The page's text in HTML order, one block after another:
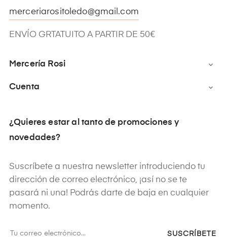
merceriarositoledo@gmail.com
ENVÍO GRTATUITO A PARTIR DE 50€
Mercería Rosi 
Cuenta 
¿Quieres estar al tanto de promociones y
novedades?
Suscríbete a nuestra newsletter introduciendo tu
dirección de correo electrónico, ¡así no se te
pasará ni una! Podrás darte de baja en cualquier
momento.
SUSCRÍBETE